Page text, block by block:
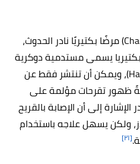
مرضًا بكتيريًا نادر الحدوث،
يسمى مستدمية دوكرية
(بالإنجليزية: Haemophilus ducreyi)، ويمكن أن تنتشر فقط عن
ظهور تقرحات مؤلمة على
إلى أن الإصابة بالقريح
ولكن يسهل علاجه باستخدام
[٢١]